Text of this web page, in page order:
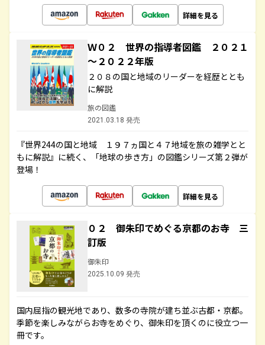
詳細を見る
Ｗ０２ 世界の指導者図鑑 ２０２１
～２０２２年版
２０８の国と地域のリーダーを経歴ととも
に解説
旅の図鑑
2021.03.18 発売
『世界244の国と地域 １９７ヵ国と４７地域を旅の雑学とと
もに解説』に続く、「地球の歩き方」の図鑑シリーズ第２弾が
登場！
詳細を見る
０２ 御朱印でめぐる京都のお寺 三
訂版
御朱印
2025.10.09 発売
国内屈指の観光地であり、数多の寺院が建ち並ぶ古都・京都。
季節を楽しみながらお寺をめぐり、御朱印を頂くのに役立つ一
冊です。